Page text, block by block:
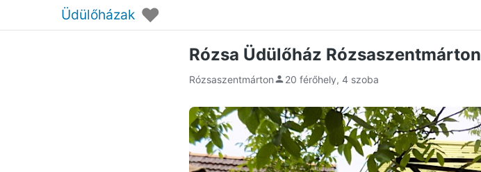
Üdülőházak ♥
Rózsa Üdülőház Rózsaszentmárton
Rózsaszentmárton 20 férőhely, 4 szoba